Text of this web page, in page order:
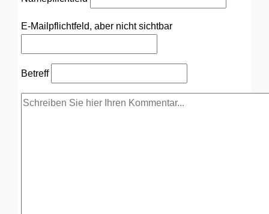
E-Mail pflichtfeld, aber nicht sichtbar
Betreff